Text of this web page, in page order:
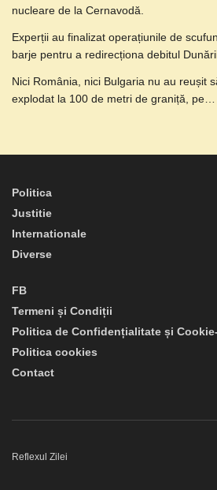
nucleare de la Cernavodă.
Experții au finalizat operațiunile de
barje pentru a redirecționa debitul
Nici România, nici Bulgaria nu au reușit
explodat la 100 de metri de graniță, pe…
Politica
Justitie
Internationale
Diverse
FB
Termeni și Condiții
Politica de Confidențialitate și
Politica cookies
Contact
Reflexul Zilei